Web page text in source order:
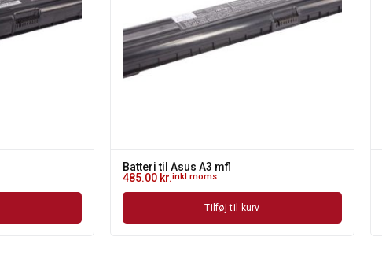
Batteri til Asus A3 mfl
485.00 kr.inkl moms
Tilføj til kurv